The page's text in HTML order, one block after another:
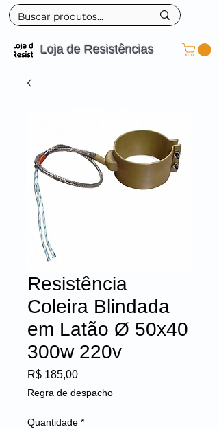
Loja de Resistências
Resistência
Coleira Blindada
em Latão Ø 50x40
300w 220v
R$ 185,00Preço
Regra de despacho
Quantidade *